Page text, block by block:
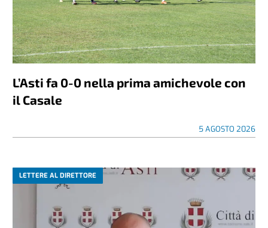
L’Asti fa 0-0 nella prima amichevole con
il Casale
5 AGOSTO 2026
LETTERE AL DIRETTORE